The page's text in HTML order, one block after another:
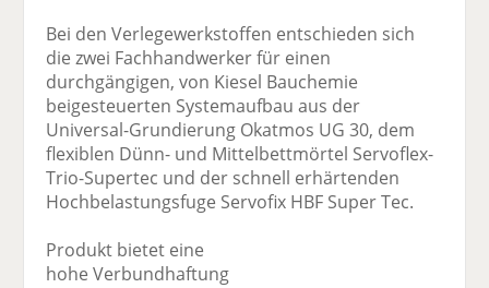
Bei den Verlegewerkstoffen entschieden sich
die zwei Fachhandwerker für einen
durchgängigen, von Kiesel Bauchemie
beigesteuerten Systemaufbau aus der
Universal-Grundierung Okatmos UG 30, dem
flexiblen Dünn- und Mittelbettmörtel Servoflex-
Trio-Supertec und der schnell erhärtenden
Hochbelastungsfuge Servofix HBF Super Tec.
Produkt bietet eine
hohe Verbundhaftung